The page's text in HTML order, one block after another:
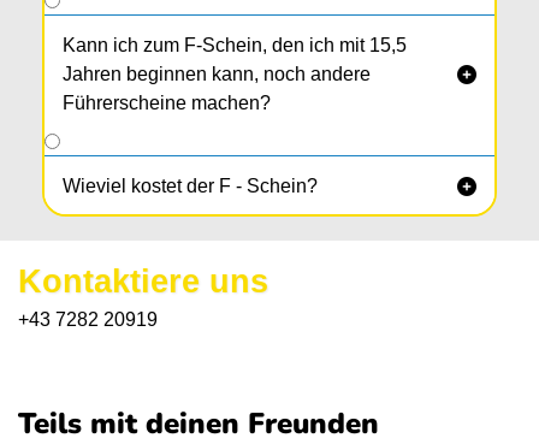
Kann ich zum F-Schein, den ich mit 15,5
Jahren beginnen kann, noch andere
Führerscheine machen?

Wieviel kostet der F - Schein? 
Kontaktiere uns
+43 7282 20919
Teils mit deinen Freunden